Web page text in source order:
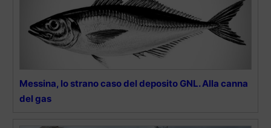
Messina, lo strano caso del deposito GNL. Alla canna
del gas